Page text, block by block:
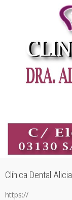
Clínica Dental Alicia
https://